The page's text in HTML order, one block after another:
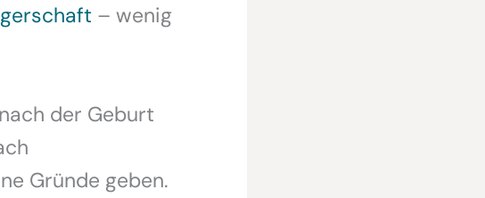
– wenig
der Geburt
Gründe geben.